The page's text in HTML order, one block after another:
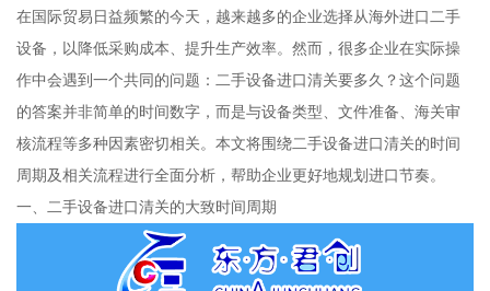
在国际贸易日益频繁的今天，越来越多的企业选择从海外进口二手
设备，以降低采购成本、提升生产效率。然而，很多企业在实际操
作中会遇到一个共同的问题：二手设备进口清关要多久？这个问题
的答案并非简单的时间数字，而是与设备类型、文件准备、海关审
核流程等多种因素密切相关。本文将围绕二手设备进口清关的时间
周期及相关流程进行全面分析，帮助企业更好地规划进口节奏。
一、二手设备进口清关的大致时间周期